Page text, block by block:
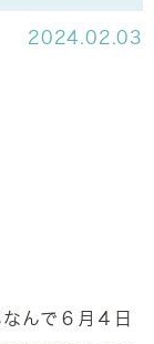
2024.02.03
んで６月４日